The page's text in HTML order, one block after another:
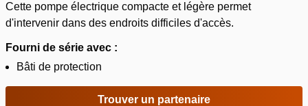
Cette pompe électrique compacte et légère permet
d'intervenir dans des endroits difficiles d'accès.
Fourni de série avec :
Bâti de protection
Trouver un partenaire